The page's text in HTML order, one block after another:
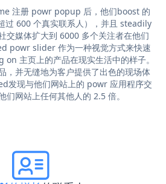
注册 powr popup 后，他们boost 的
过 600 个真实联系人），并且 steadily
交媒体扩大到 6000 多个关注者在他们
powr slider 作为一种视觉方式来快速
主页上的产品在现实生活中的样子。
，并无缝地为客户提供了出色的现场体
发现与他们网站上的 powr 应用程序交
们网站上任何其他人的 2.5 倍。